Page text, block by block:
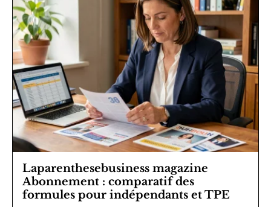
Laparenthesebusiness magazine
Abonnement : comparatif des
formules pour indépendants et TPE